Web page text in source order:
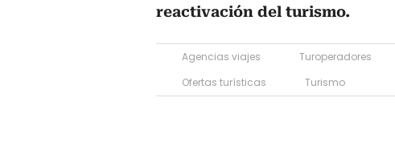
reactivación del turismo.
Agencias viajes Turoperadores
Ofertas turísticas
Turismo